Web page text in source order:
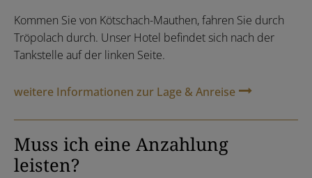
Kommen Sie von Kötschach-Mauthen, fahren Sie durch
Tröpolach durch. Unser Hotel befindet sich nach der
Tankstelle auf der linken Seite.
weitere Informationen zur Lage & Anreise
Muss ich eine Anzahlung
leisten?